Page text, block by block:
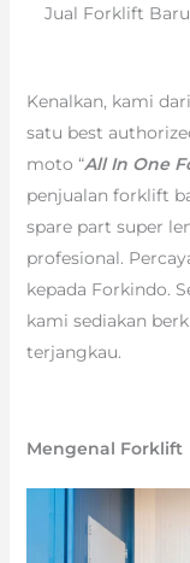
Jual Forklift
Kenalkan, kami
satu best
moto “All In One
penjualan forklift
spare part super
profesional.
kepada Forkindo.
kami sediakan
terjangkau.
Mengenal Forklift